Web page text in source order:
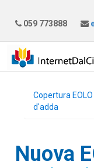
059 773888
Copertura EOLO
d'adda
Nuova